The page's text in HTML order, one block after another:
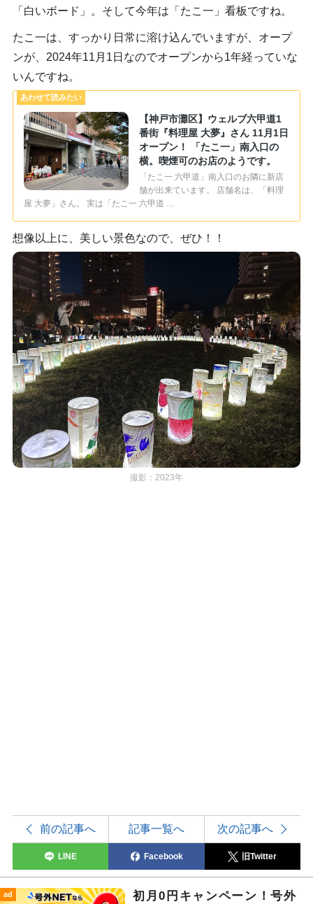
「白いボード」。そして今年は「たこ一」看板ですね。
たこ一は、すっかり日常に溶け込んでいますが、オープ
ンが、2024年11月1日なのでオープンから1年経っていな
いんですね。
【神戸市灘区】ウェルブ六甲道1
番街『料理屋 大夢』さん 11月1日
オープン！ 「たこ一」南入口の
横。喫煙可のお店のようです。
「たこ一 六甲道」南入口のお隣に新店
舗が出来ています。 店舗名は、「料理
屋 大夢」さん。 実は「たこ一 六甲道 …
想像以上に、美しい景色なので、ぜひ！！
撮影：2023年
前の記事へ 記事一覧へ 次の記事へ
LINE Facebook 旧Twitter
ad 初月0円キャンペーン！号外